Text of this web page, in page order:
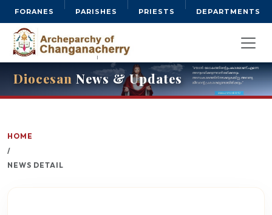
FORANES PARISHES PRIESTS DEPARTMENTS
Diocesan News & Updates
HOME
/
NEWS DETAIL